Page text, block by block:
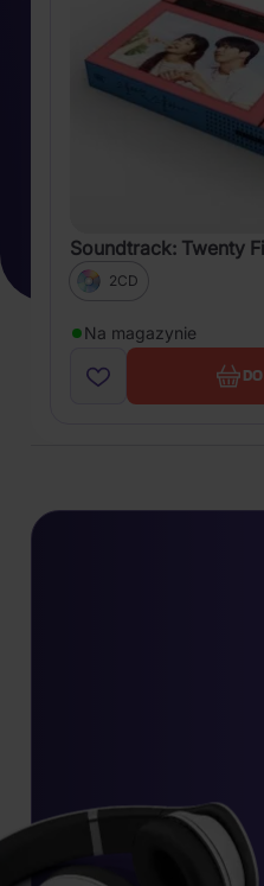
Soundtrack: Twenty
2CD
Na magazynie